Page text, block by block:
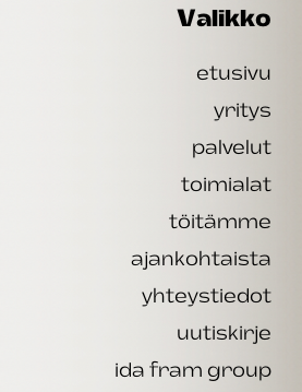
Valikko
etusivu
yritys
palvelut
toimialat
töitämme
ajankohtaista
yhteystiedot
uutiskirje
ida fram group